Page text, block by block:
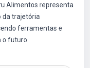
Alimentos representa
da trajetória
ferramentas e
o futuro.